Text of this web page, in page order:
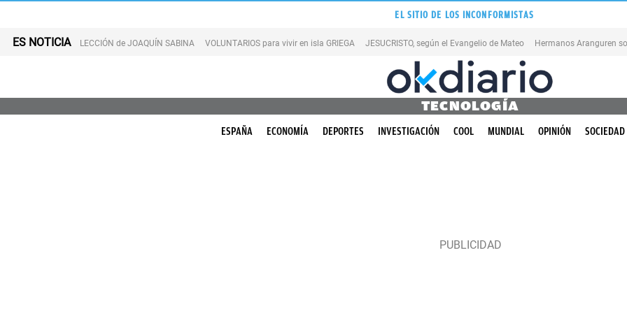
EL SITIO DE LOS INCONFORMISTAS
ES NOTICIA LECCIÓN de JOAQUÍN SABINA VOLUNTARIOS para vivir en isla GRIEGA JESUCRISTO, según el Evangelio de Mateo Hermanos Aranguren
TECNOLOGÍA
ESPAÑA ECONOMÍA DEPORTES INVESTIGACIÓN COOL MUNDIAL OPINIÓN SOCIEDAD